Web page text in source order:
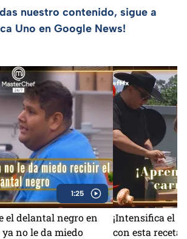
nuestro contenido, sigue a
Uno en Google News!
1:25
el delantal negro en
no le da miedo
¡Intensifica el
con esta receta